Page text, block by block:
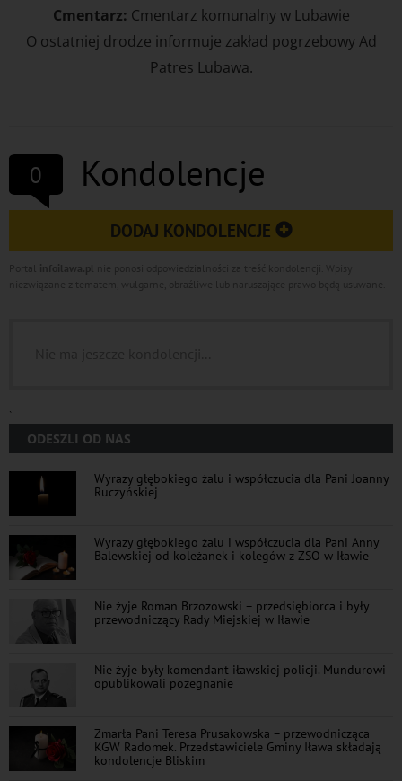
Cmentarz: Cmentarz komunalny w Lubawie
O ostatniej drodze informuje zakład pogrzebowy Ad
Patres Lubawa.
0 Kondolencje
DODAJ KONDOLENCJE
`
ODESZLI OD NAS
Wyrazy głębokiego żalu i współczucia dla Pani Joanny
Ruczyńskiej
Wyrazy głębokiego żalu i współczucia dla Pani Anny
Balewskiej od koleżanek i kolegów z ZSO w Iławie
Nie żyje Roman Brzozowski – przedsiębiorca i były
przewodniczący Rady Miejskiej w Iławie
Nie żyje były komendant iławskiej policji. Mundurowi
opublikowali pożegnanie
Zmarła Pani Teresa Prusakowska – przewodnicząca
KGW Radomek. Przedstawiciele Gminy Iława składają
kondolencje Bliskim